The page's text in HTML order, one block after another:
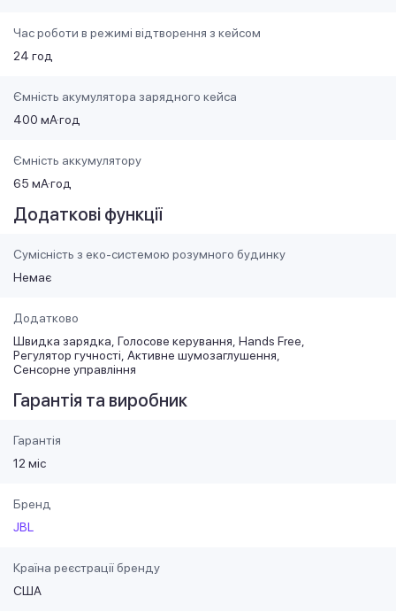
Час роботи в режимі відтворення з кейсом
24 год
Ємність акумулятора зарядного кейса
400 мА·год
Ємність аккумулятору
65 мА·год
Додаткові функції
Сумісність з еко-системою розумного будинку
Немає
Додатково
Швидка зарядка Голосове керування Hands Free
Регулятор гучності Активне шумозаглушення
Сенсорне управління
Гарантія та виробник
Гарантія
12 міс
Бренд
JBL
Країна реєстрації бренду
США